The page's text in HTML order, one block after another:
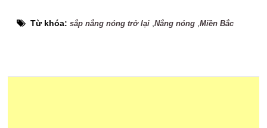
Từ khóa:sắp nắng nóng trở lại ,Nắng nóng ,Miền Bắc